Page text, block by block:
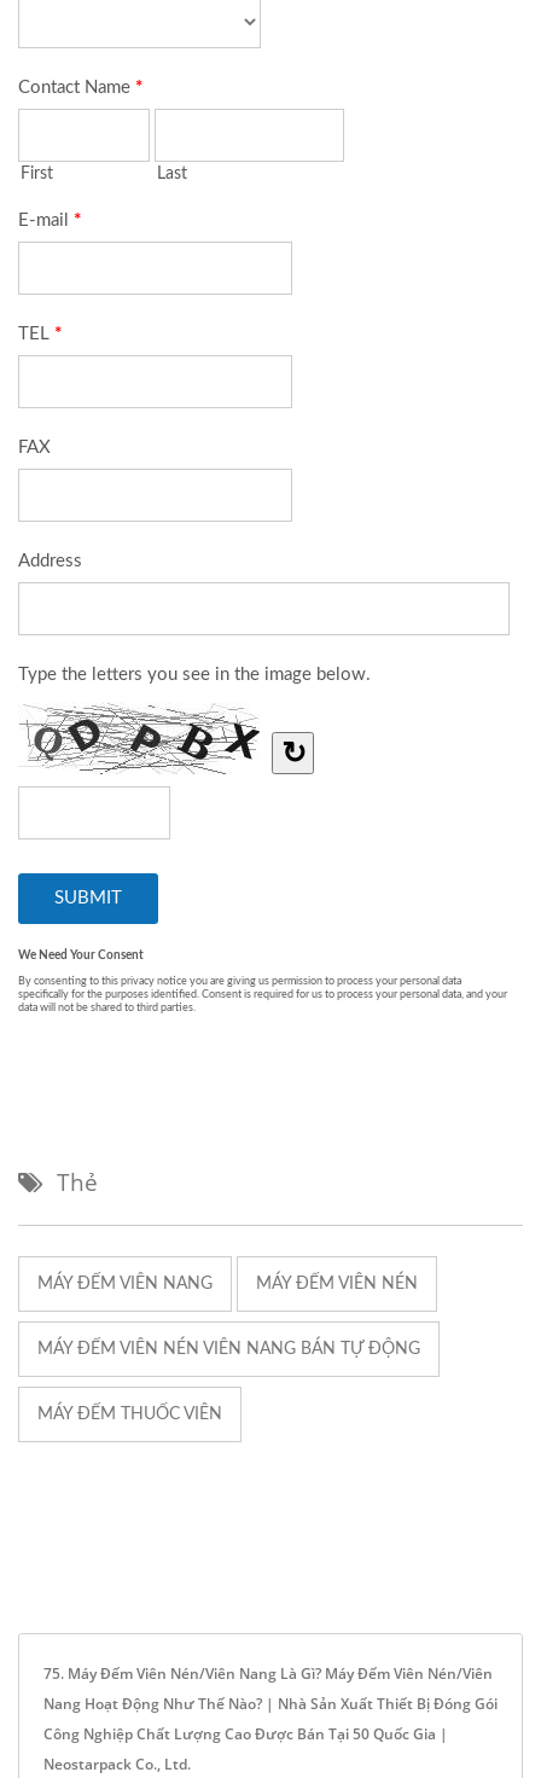
Thẻ
MÁY ĐẾM VIÊN NANG MÁY ĐẾM VIÊN NÉN
MÁY ĐẾM VIÊN NÉN VIÊN NANG BÁN TỰ ĐỘNG
MÁY ĐẾM THUỐC VIÊN
75. Máy Đếm Viên Nén/viên Nang Là Gì? Máy Đếm Viên Nén/viên
Nang Hoạt Động Như Thế Nào? | Nhà Sản Xuất Thiết Bị Đóng Gói
Công Nghiệp Chất Lượng Cao Được Bán Tại 50 Quốc Gia |
Neostarpack Co., Ltd.